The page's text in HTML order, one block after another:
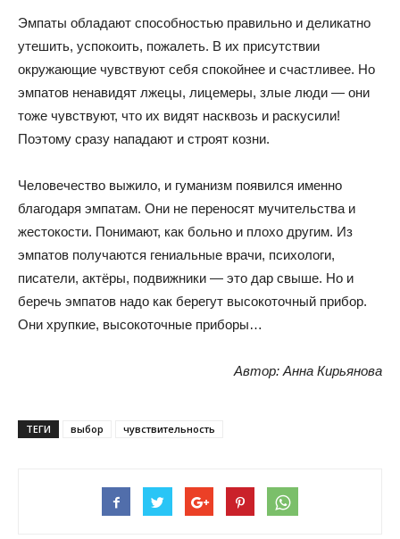
Эмпаты обладают способностью правильно и деликатно
утешить, успокоить, пожалеть. В их присутствии
окружающие чувствуют себя спокойнее и счастливее. Но
эмпатов ненавидят лжецы, лицемеры, злые люди — они
тоже чувствуют, что их видят насквозь и раскусили!
Поэтому сразу нападают и строят козни.
Человечество выжило, и гуманизм появился именно
благодаря эмпатам. Они не переносят мучительства и
жестокости. Понимают, как больно и плохо другим. Из
эмпатов получаются гениальные врачи, психологи,
писатели, актёры, подвижники — это дар свыше. Но и
беречь эмпатов надо как берегут высокоточный прибор.
Они хрупкие, высокоточные приборы…
Автор: Анна Кирьянова
ТЕГИ выбор чувствительность